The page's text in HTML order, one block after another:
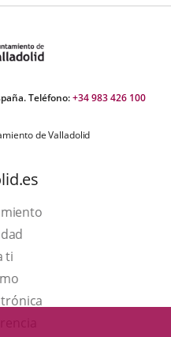
Teléfono:+34 983 426 100
de Valladolid
ti
Este
enlace